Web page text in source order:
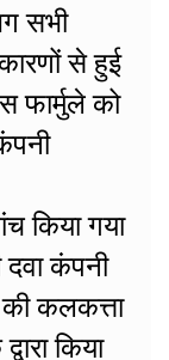
सभी
से हुई
फार्मुले को
किया गया
कंपनी
कलकत्ता
किया